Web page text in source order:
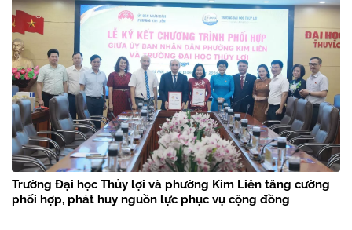
Trường Đại học Thủy lợi và phường Kim Liên tăng cường
phối hợp, phát huy nguồn lực phục vụ cộng đồng